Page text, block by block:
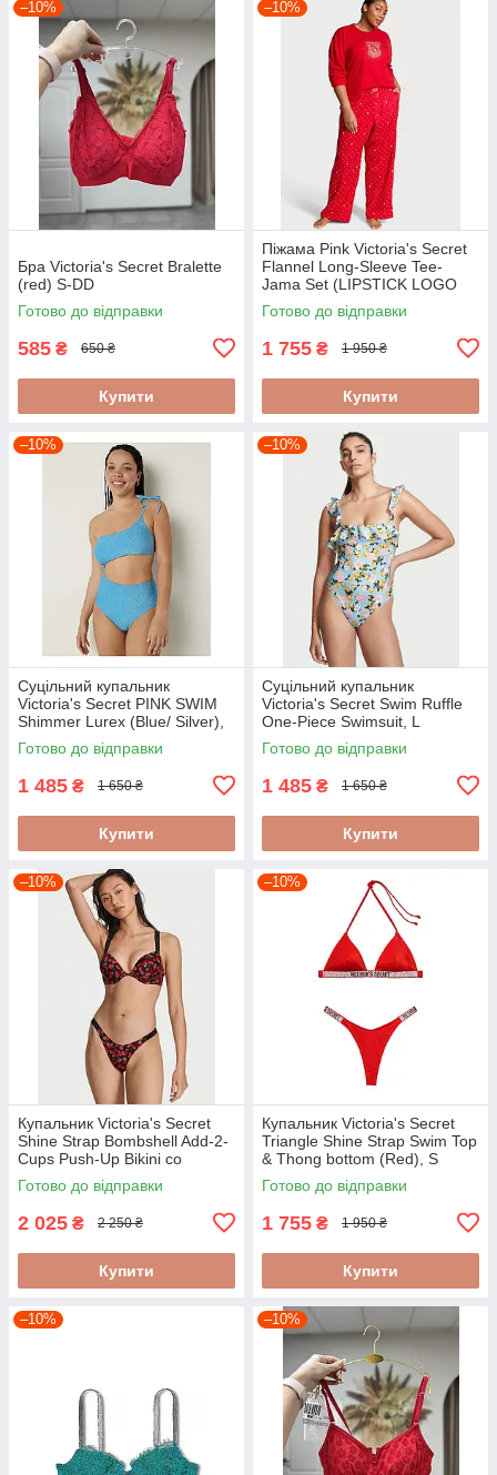
–10%
Бра Victoria's Secret Bralette
(red) S-DD
Готово до відправки
585 ₴ 650 ₴
Купити
–10%
Піжама Pink Victoria's Secret
Flannel Long-Sleeve Tee-
Jama Set (LIPSTICK LOGO
DOTS), S
Готово до відправки
1 755 ₴ 1 950 ₴
Купити
–10%
Суцільний купальник
Victoria's Secret PINK SWIM
Shimmer Lurex (Blue/ Silver),
M
Готово до відправки
1 485 ₴ 1 650 ₴
Купити
–10%
Суцільний купальник
Victoria's Secret Swim Ruffle
One-Piece Swimsuit, L
Готово до відправки
1 485 ₴ 1 650 ₴
Купити
–10%
Купальник Victoria's Secret
Shine Strap Bombshell Add-2-
Cups Push-Up Bikini со
стразами (Berry), 34B/S
Готово до відправки
2 025 ₴ 2 250 ₴
Купити
–10%
Купальник Victoria's Secret
Triangle Shine Strap Swim Top
& Thong bottom (Red), S
Готово до відправки
1 755 ₴ 1 950 ₴
Купити
–10% –10%